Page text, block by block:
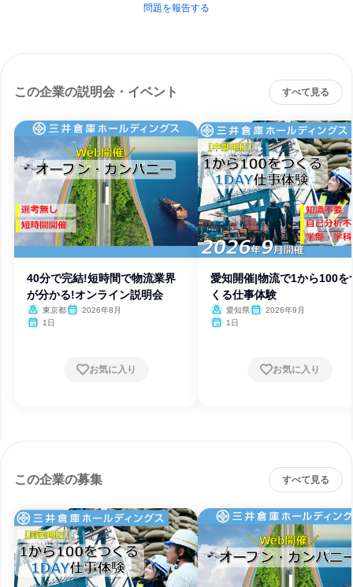
問題を報告する
この企業の説明会・イベント すべて見る
40分で完結!短時間で物流業界
が分かる!オンライン説明会
東京都
2026年8月
1日
お気に入り
愛知開催|物流で1から100を
くる仕事体験
愛知県
2026年9月
1日
お気に入り
この企業の募集 すべて見る